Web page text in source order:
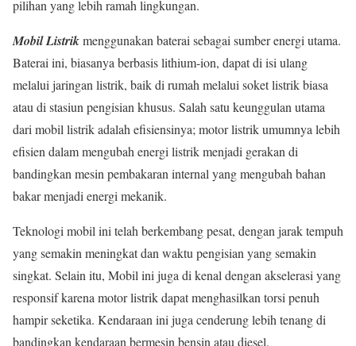
pilihan yang lebih ramah lingkungan.
Mobil Listrikmenggunakan baterai sebagai sumber energi utama.
Baterai ini, biasanya berbasis lithium-ion, dapat di isi ulang
melalui jaringan listrik, baik di rumah melalui soket listrik biasa
atau di stasiun pengisian khusus. Salah satu keunggulan utama
dari mobil listrik adalah efisiensinya; motor listrik umumnya lebih
efisien dalam mengubah energi listrik menjadi gerakan di
bandingkan mesin pembakaran internal yang mengubah bahan
bakar menjadi energi mekanik.
Teknologi mobil ini telah berkembang pesat, dengan jarak tempuh
yang semakin meningkat dan waktu pengisian yang semakin
singkat. Selain itu, Mobil ini juga di kenal dengan akselerasi yang
responsif karena motor listrik dapat menghasilkan torsi penuh
hampir seketika. Kendaraan ini juga cenderung lebih tenang di
bandingkan kendaraan bermesin bensin atau diesel.